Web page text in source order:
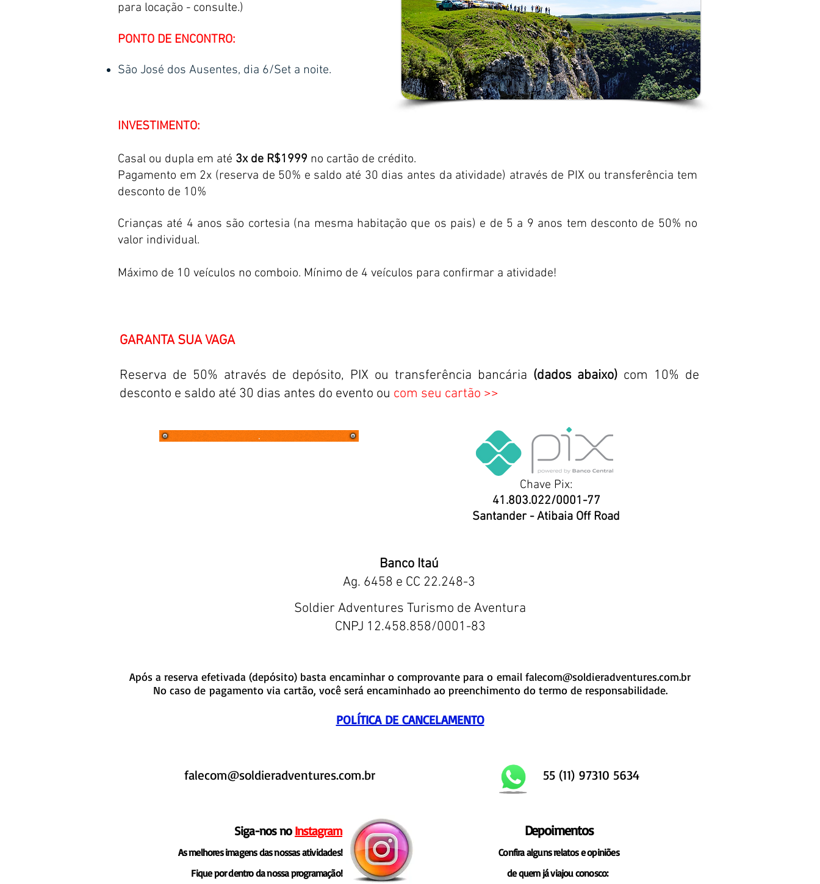
para locação - consulte.)
PONTO DE ENCONTRO:
São José dos Ausentes, dia 6/Set a noite.
INVESTIMENTO:
Casal ou dupla em até 3x de R$1999 no cartão de crédito.
Pagamento em 2x (reserva de 50% e saldo até 30 dias antes da atividade) através de PIX ou transferência tem
desconto de 10%
Crianças até 4 anos são cortesia (na mesma habitação que os pais) e de 5 a 9 anos tem desconto de 50% no
valor individual.
Máximo de 10 veículos no comboio. Mínimo de 4 veículos para confirmar a atividade!
GARANTA SUA VAGA
Reserva de 50% através de depósito, PIX ou transferência bancária (dados abaixo) com 10% de
desconto e saldo até 30 dias antes do evento ou com seu cartão >>
.
Chave Pix:
41.803.022/0001-77
Santander - Atibaia Off Road
Banco Itaú
Ag. 6458 e CC 22.248-3
Soldier Adventures Turismo de Aventura
CNPJ 12.458.858/0001-83
Após a reserva efetivada (depósito) basta encaminhar o comprovante para o email falecom@soldieradventures.com.br
No caso de pagamento via cartão, você será encaminhado ao preenchimento do termo de responsabilidade.
POLÍTICA DE CANCELAMENTO
falecom@soldieradventures.com.br 55 (11) 97310 5634
Siga-nos no Instagram
As melhores imagens das nossas atividades!
Fique por dentro da nossa programação!
Depoimentos
Confira alguns relatos e opiniões
de quem já viajou conosco: